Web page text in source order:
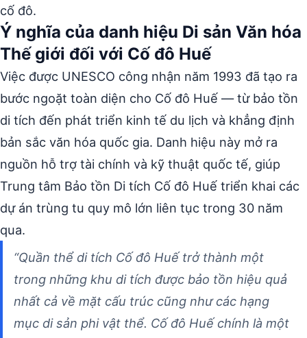
cố đô.
Ý nghĩa của danh hiệu Di sản Văn hóa
Thế giới đối với Cố đô Huế
Việc được UNESCO công nhận năm 1993 đã tạo ra
bước ngoặt toàn diện cho Cố đô Huế — từ bảo tồn
di tích đến phát triển kinh tế du lịch và khẳng định
bản sắc văn hóa quốc gia. Danh hiệu này mở ra
nguồn hỗ trợ tài chính và kỹ thuật quốc tế, giúp
Trung tâm Bảo tồn Di tích Cố đô Huế triển khai các
dự án trùng tu quy mô lớn liên tục trong 30 năm
qua.
“Quần thể di tích Cố đô Huế trở thành một
trong những khu di tích được bảo tồn hiệu quả
nhất cả về mặt cấu trúc cũng như các hạng
mục di sản phi vật thể. Cố đô Huế chính là một